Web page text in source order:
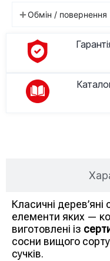
Обмін / повернення
Класичні
елементи яких —
виготовлені із
сосни вищого
сучків.